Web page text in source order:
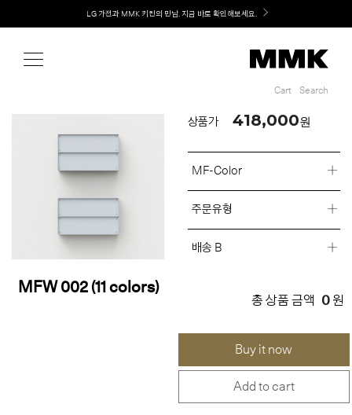
LG 가전과 MMK 키친의 만남. 지금 바로 확인해보세요.
Cart Search
MFW 002 (11 colors)
상품가 418,000원
MF-Color
주문유형
배송 B
총 상품 금액 0 원
Buy it now
Add to cart